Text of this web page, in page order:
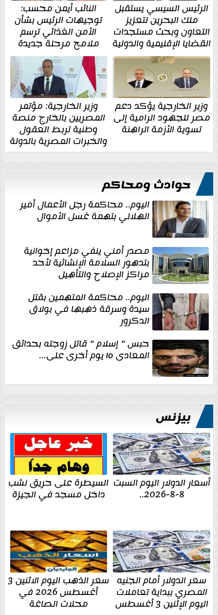
الرئيس السيسي يستقبل
ملك البحرين لتعزيز
التعاون وبحث مستجدات
القضايا الإقليمية والدولية
النائب أيمن محسب:
توجيهات الرئيس بشأن
الأمن الغذائي ترسم
ملامح مرحلة جديدة
وزير الخارجية يؤكد دعم
مصر للجهود الرامية إلى
تسوية الأزمة الراهنة
وزير الخارجية: مؤتمر
المصريين بالخارج منصة
وطنية تربط العقول
والخبرات المصرية بالدولة
حوادث ومحاكم
اليوم.. محاكمة رجل الأعمال أمير
الهلالي بتهمة غسل الأموال
مصدر أمني ينفي مزاعم إخوانية
بتدهور السلامة الإنشائية لأحد
مراكز الإصلاح والتأهيل
اليوم.. محاكمة المتهمين بقتل
سيدة وسرقة ذهبها في بولاق
الدكرور
حبس ” إسلام ” قاتل زوجته بحدائق
المعادى ١٥ يوم أخرى على...
بيزنس
أسعار الدولار اليوم السبت
8-8-2026..
السيطرة على حريق نشب
داخل مسجد في الجيزة
سعر الدولار أمام الجنيه
المصري ببداية تعاملات
اليوم الإثنين 3 أغسطس
سعر الذهب اليوم الاثنين 3
أغسطس 2026 في
محلات الصاغة